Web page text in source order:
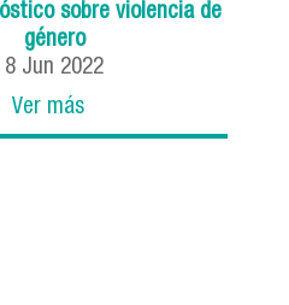
sobre violencia de
género
8 Jun 2022
Ver más